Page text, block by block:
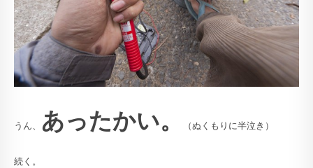
うん、 あったかい。 （ぬくもりに半泣き）
続く。